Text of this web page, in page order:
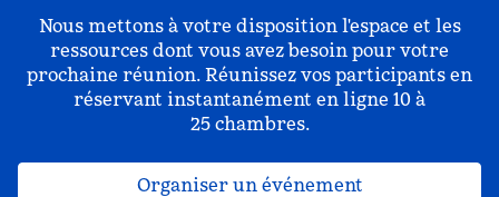
Nous mettons à votre disposition l'espace et les
ressources dont vous avez besoin pour votre
prochaine réunion. Réunissez vos participants en
réservant instantanément en ligne 10 à
25 chambres.
Organiser un événement